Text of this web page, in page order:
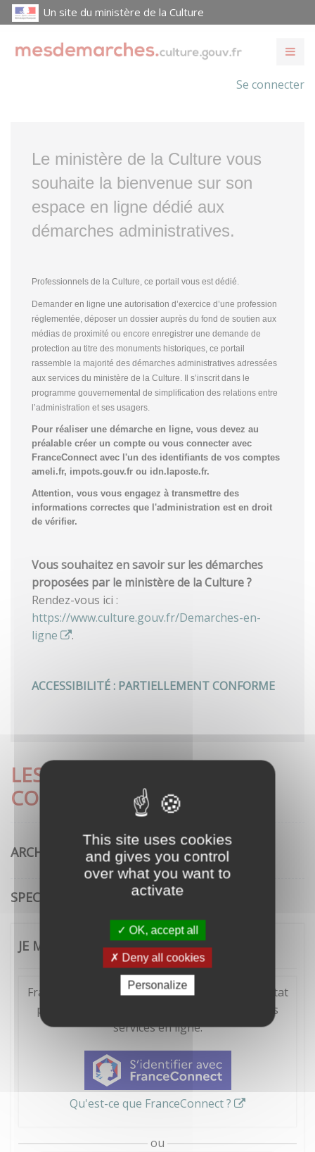
This site uses cookies
and gives you control
over what you want to
activate
OK, accept all
Deny all cookies
Personalize
Un site du ministère de la Culture
Se connecter
Le ministère de la Culture vous
souhaite la bienvenue sur son
espace en ligne dédié aux
démarches administratives.
Professionnels de la Culture, ce portail vous est dédié.
Demander en ligne une autorisation d’exercice d’une profession
réglementée, déposer un dossier auprès du fond de soutien aux
médias de proximité ou encore enregistrer une demande de
protection au titre des monuments historiques, ce portail
rassemble la majorité des démarches administratives adressées
aux services du ministère de la Culture. Il s’inscrit dans le
programme gouvernemental de simplification des relations entre
l’administration et ses usagers.
Pour réaliser une démarche en ligne, vous devez au
préalable créer un compte ou vous connecter avec
FranceConnect avec l'un des identifiants de vos comptes
ameli.fr, impots.gouv.fr ou idn.laposte.fr.
Attention, vous vous engagez à transmettre des
informations correctes que l'administration est en droit
de vérifier.
Vous souhaitez en savoir sur les démarches
proposées par le ministère de la Culture ?
Rendez-vous ici :
https://www.culture.gouv.fr/Demarches-en-
ligne
.
ACCESSIBILITÉ : PARTIELLEMENT CONFORME
LES DÉMARCHES LES PLUS
CONSULTÉES
ARCHITECTURE
SPECTACLE VIVANT
JE ME CONNECTE
FranceConnect est la solution proposée par l'Etat
pour sécuriser et simplifier la connexion à vos
services en ligne.
Qu'est-ce que FranceConnect ?
ou